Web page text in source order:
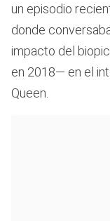
un episodio
donde
impacto del biopic
en 2018— en el
Queen.